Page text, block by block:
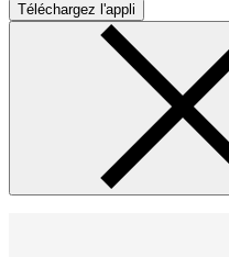
Téléchargez l'appli